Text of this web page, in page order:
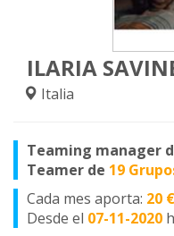
ILARIA
Italia
Teaming manager
Teamer de 19
Cada mes aporta: 20
Desde el 07-11-2020